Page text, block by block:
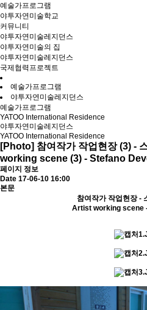
예술가프로그램
야투자연미술학교
커뮤니티
야투자연미술레지던스
야투자연미술의 집
야투자연미술레지던스
국제협력프로젝트
예술가프로그램
야투자연미술레지던스
예술가프로그램
YATOO International Residence
야투자연미술레지던스
YATOO International Residence
[Photo] 참여작가 작업현장 (3) -
working scene (3) - Stefano
페이지 정보
Date 17-06-10 16:00
본문
참여작가 작업현장 -
Artist working scene